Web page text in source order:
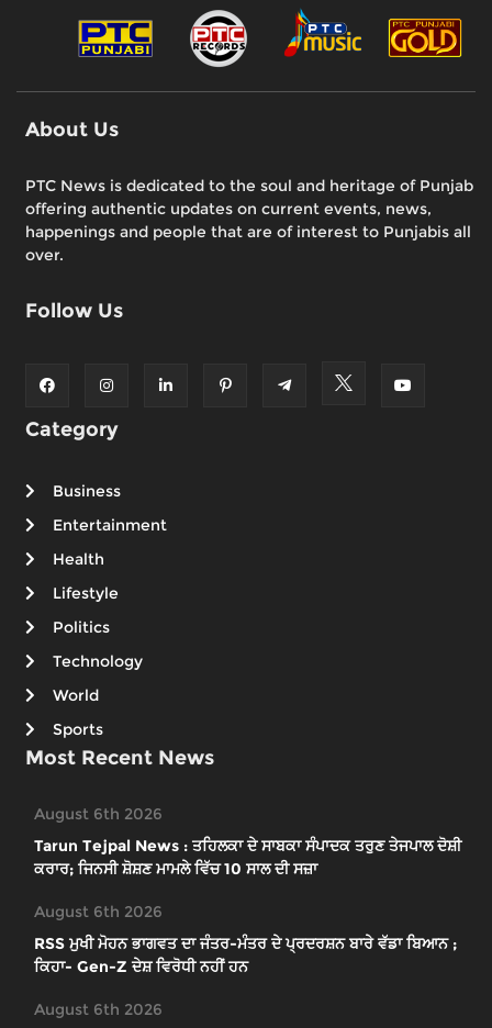
About Us
PTC News is dedicated to the soul and heritage of Punjab
offering authentic updates on current events, news,
happenings and people that are of interest to Punjabis all
over.
Follow Us
Category
Business
Entertainment
Health
Lifestyle
Politics
Technology
World
Sports
Most Recent News
August 6th 2026
Tarun Tejpal News : ਤਹਿਲਕਾ ਦੇ ਸਾਬਕਾ ਸੰਪਾਦਕ ਤਰੁਣ ਤੇਜਪਾਲ ਦੋਸ਼ੀ
ਕਰਾਰ; ਜਿਨਸੀ ਸ਼ੋਸ਼ਣ ਮਾਮਲੇ ਵਿੱਚ 10 ਸਾਲ ਦੀ ਸਜ਼ਾ
August 6th 2026
RSS ਮੁਖੀ ਮੋਹਨ ਭਾਗਵਤ ਦਾ ਜੰਤਰ-ਮੰਤਰ ਦੇ ਪ੍ਰਦਰਸ਼ਨ ਬਾਰੇ ਵੱਡਾ ਬਿਆਨ ;
ਕਿਹਾ- Gen-Z ਦੇਸ਼ ਵਿਰੋਧੀ ਨਹੀਂ ਹਨ
August 6th 2026